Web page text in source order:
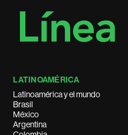
LATINOAMÉRICA
Latinoamérica y el mundo
Brasil
México
Argentina